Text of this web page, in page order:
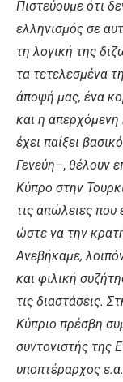
Πιστεύουμε ότι
ελληνισμός σε
τη λογική της
τα τετελεσμένα
άποψή μας, ένα
και η
έχει παίξει
Γενεύη–, θέλουν
Κύπρο στην
τις απώλειες
ώστε να την
Ανεβήκαμε,
και φιλική
τις διαστάσεις.
Κύπριο πρέσβη
συντονιστής της
υποπτέραρχος ε.α.